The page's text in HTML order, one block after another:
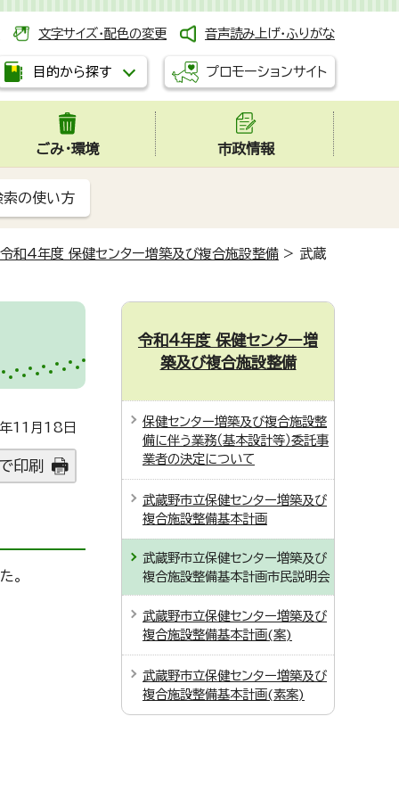
文字サイズ・配色の変更 音声読み上げ・ふりがな
目的から探す プロモーションサイト
ごみ・環境 市政情報
索の使い方
令和4年度 保健センター増築及び複合施設整備 > 武蔵
11月18日
印刷
。
令和4年度 保健センター増
築及び複合施設整備
保健センター増築及び複合施設整
備に伴う業務（基本設計等）委託事
業者の決定について
武蔵野市立保健センター増築及び
複合施設整備基本計画
武蔵野市立保健センター増築及び
複合施設整備基本計画市民説明会
武蔵野市立保健センター増築及び
複合施設整備基本計画(案)
武蔵野市立保健センター増築及び
複合施設整備基本計画(素案)